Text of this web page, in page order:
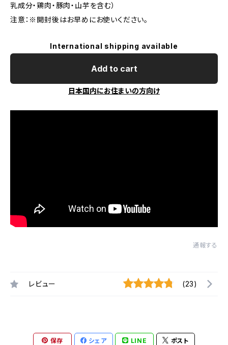
乳成分・鶏肉・豚肉・山芋を含む）
注意：※開封後はお早めにお使いください。
International shipping available
Add to cart
日本国内にお住まいの方向け
通報する
レビュー (23)
保存 シェア LINE ポスト